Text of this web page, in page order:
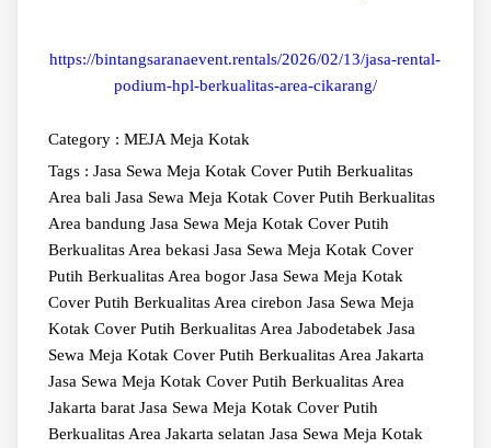
https://bintangsaranaevent.rentals/2026/02/13/jasa-rental-
podium-hpl-berkualitas-area-cikarang/
Category : MEJAMeja Kotak
Tags : Jasa Sewa Meja Kotak Cover Putih Berkualitas
Area bali Jasa Sewa Meja Kotak Cover Putih Berkualitas
Area bandung Jasa Sewa Meja Kotak Cover Putih
Berkualitas Area bekasi Jasa Sewa Meja Kotak Cover
Putih Berkualitas Area bogor Jasa Sewa Meja Kotak
Cover Putih Berkualitas Area cirebon Jasa Sewa Meja
Kotak Cover Putih Berkualitas Area Jabodetabek Jasa
Sewa Meja Kotak Cover Putih Berkualitas Area Jakarta
Jasa Sewa Meja Kotak Cover Putih Berkualitas Area
Jakarta barat Jasa Sewa Meja Kotak Cover Putih
Berkualitas Area Jakarta selatan Jasa Sewa Meja Kotak